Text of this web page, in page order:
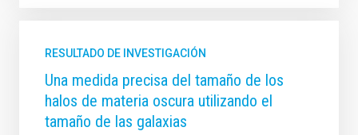
RESULTADO DE INVESTIGACIÓN
Una medida precisa del tamaño de los
halos de materia oscura utilizando el
tamaño de las galaxias